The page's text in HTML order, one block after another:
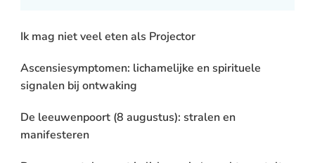
Ik mag niet veel eten als Projector
Ascensiesymptomen: lichamelijke en spirituele
signalen bij ontwaking
De leeuwenpoort (8 augustus): stralen en
manifesteren